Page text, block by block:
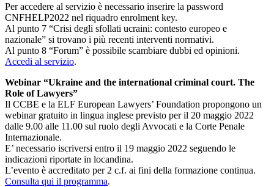
Per accedere al servizio è necessario inserire la password
CNFHELP2022 nel riquadro enrolment key.
Al punto 7 “Crisi degli sfollati ucraini: contesto europeo e
nazionale” si trovano i più recenti interventi normativi.
Al punto 8 “Forum” è possibile scambiare dubbi ed opinioni.
Accedi al servizio.
Webinar “Ukraine and the international criminal court. The
Role of Lawyers”
Il CCBE e la ELF European Lawyers’ Foundation propongono un
webinar gratuito in lingua inglese previsto per il 20 maggio 2022
dalle 9.00 alle 11.00 sul ruolo degli Avvocati e la Corte Penale
Internazionale.
E’ necessario iscriversi entro il 19 maggio 2022 seguendo le
indicazioni riportate in locandina.
L’evento è accreditato per 2 c.f. ai fini della formazione continua.
Consulta qui il programma.